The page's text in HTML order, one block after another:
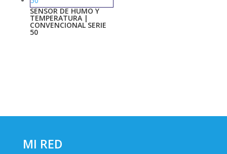
SENSOR DE HUMO Y
TEMPERATURA |
CONVENCIONAL SERIE
50
MI RED